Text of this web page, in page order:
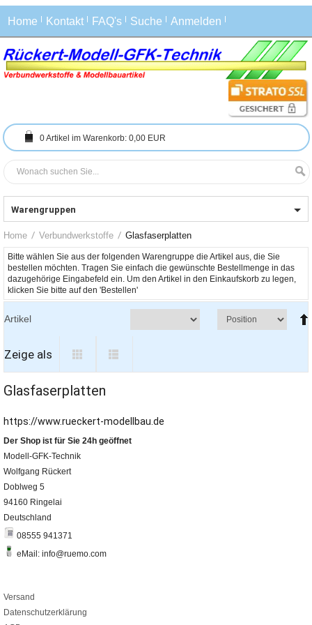
Home Kontakt FAQ's Suche Anmelden
0Artikel im Warenkorb: 0,00 EUR
Warengruppen
Home Verbundwerkstoffe Glasfaserplatten
Bitte wählen Sie aus der folgenden Warengruppe die Artikel aus, die Sie
bestellen möchten. Tragen Sie einfach die gewünschte Bestellmenge in das
dazugehörige Eingabefeld ein. Um den Artikel in den Einkaufskorb zu legen,
Artikel
Zeige als
Glasfaserplatten
https://www.rueckert-modellbau.de
Der Shop ist für Sie 24h geöffnet
Modell-GFK-Technik
Wolfgang Rückert
Doblweg 5
94160 Ringelai
Deutschland
08555 941371
eMail: info@ruemo.com
Versand
Datenschutzerklärung